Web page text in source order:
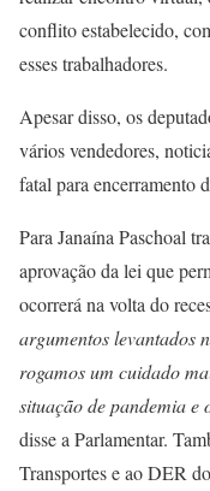
conflito estabelecido,
esses trabalhadores.
Apesar disso, os
vários vendedores,
fatal para encerramento
Para Janaína Paschoal
aprovação da lei que
ocorrerá na volta do
argumentos levantados
rogamos um cuidado
situação de pandemia e
disse a Parlamentar.
Transportes e ao DER